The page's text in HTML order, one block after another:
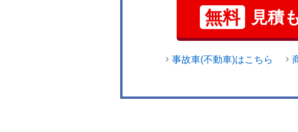
無料 見積
事故車(不動車)はこちら